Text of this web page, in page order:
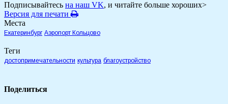
Подписывайтесь на наш VK, и читайте больше хороших>
Версия для печати
Места
Екатеринбург Аэропорт Кольцово
Теги
достопримечательности культура благоустройство
Поделиться